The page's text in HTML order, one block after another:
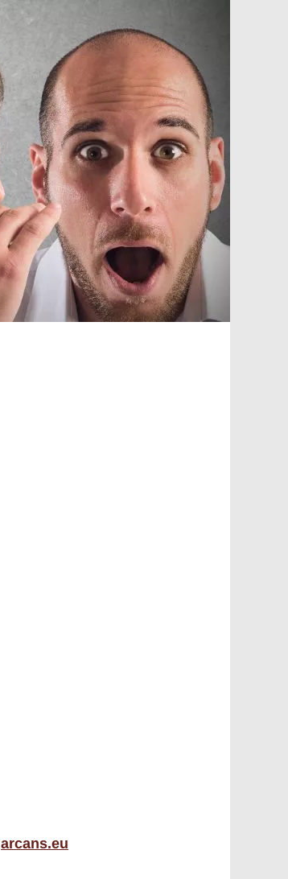
arcans.eu